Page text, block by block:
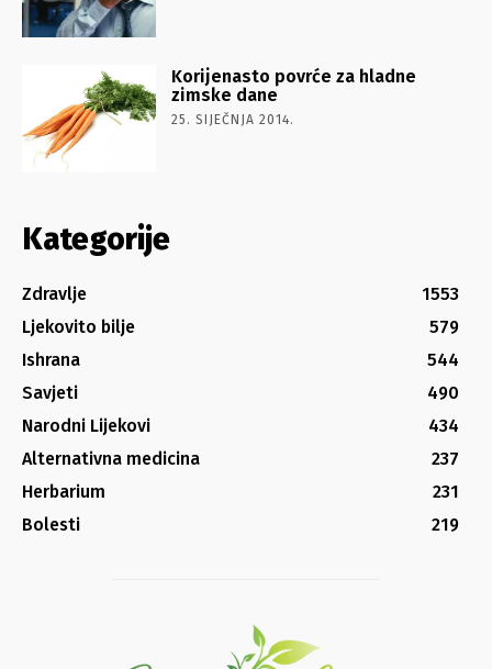
Korijenasto povrće za hladne
zimske dane
25. SIJEČNJA 2014.
Kategorije
Zdravlje
1553
Ljekovito bilje
579
Ishrana
544
Savjeti
490
Narodni Lijekovi
434
Alternativna medicina
237
Herbarium
231
Bolesti
219